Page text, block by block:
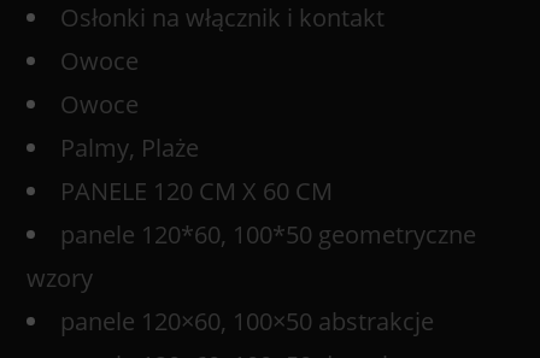
Osłonki na włącznik i kontakt
Owoce
Owoce
Palmy, Plaże
PANELE 120 CM X 60 CM
panele 120*60, 100*50 geometryczne
wzory
panele 120×60, 100×50 abstrakcje